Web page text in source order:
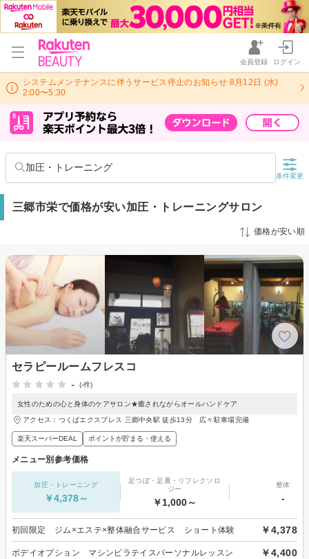
会員登録 ログイン
システムメンテナンスに伴うサービス停止のお知らせ 8月12日 (水)
2:00〜5:30
加圧・トレーニング
条件変更
三郷市栄で価格が安い加圧・トレーニングサロン
価格が安い順
セラピールームフレスコ
-
(-件)
女性のための心と身体のケアサロン★癒されながらオールハンドケア
アクセス：つくばエクスプレス 三郷中央駅 徒歩13分 広々駐車場完備
楽天スーパーDEAL ポイントが貯まる・使える
メニュー別参考価格
加圧・トレーニング
￥4,378～
足つぼ・足裏・リフレクソロ
ジー
￥1,000～
整体
-
初回限定 ジム×エステ×整体融合サービス ショート体験 ￥4,378
ボデイオプション マシンピラテイスパーソナルレッスン ￥4,400